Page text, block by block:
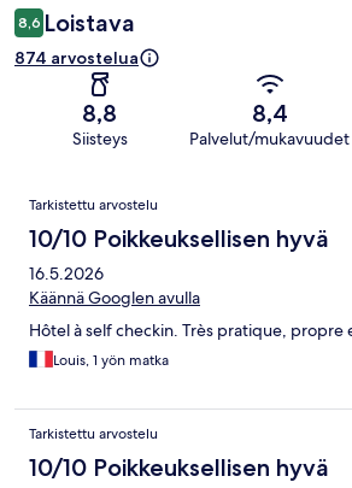
8,6 Loistava
874 arvostelua
8,8
Siisteys
8,4
Palvelut/mukavuudet
Arvostelut
Tarkistettu arvostelu
10/10 Poikkeuksellisen hyvä
16.5.2026
Käännä Googlen avulla
Hôtel à self checkin. Très pratique, propre
Louis, 1 yön matka
Tarkistettu arvostelu
10/10 Poikkeuksellisen hyvä